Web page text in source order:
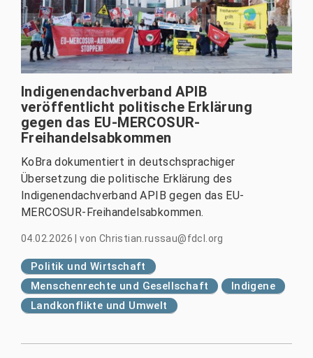
Indigenendachverband APIB
veröffentlicht politische Erklärung
gegen das EU-MERCOSUR-
Freihandelsabkommen
KoBra dokumentiert in deutschsprachiger
Übersetzung die politische Erklärung des
Indigenendachverband APIB gegen das EU-
MERCOSUR-Freihandelsabkommen.
04.02.2026 |von Christian.russau@fdcl.org
Politik und Wirtschaft
Menschenrechte und Gesellschaft
Indigene
Landkonflikte und Umwelt